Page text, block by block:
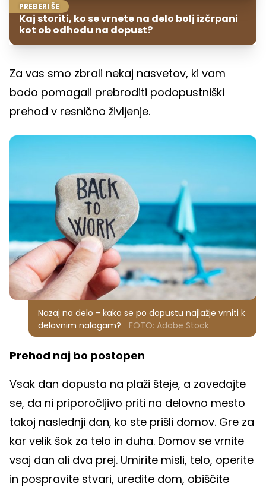
PREBERI ŠE
Kaj storiti, ko se vrnete na delo bolj izčrpani
kot ob odhodu na dopust?
Za vas smo zbrali nekaj nasvetov, ki vam
bodo pomagali prebroditi podopustniški
prehod v resnično življenje.
Nazaj na delo - kako se po dopustu najlažje vrniti k
delovnim nalogam?
FOTO: Adobe Stock
Prehod naj bo postopen
Vsak dan dopusta na plaži šteje, a zavedajte
se, da ni priporočljivo priti na delovno mesto
takoj naslednji dan, ko ste prišli domov. Gre za
kar velik šok za telo in duha. Domov se vrnite
vsaj dan ali dva prej. Umirite misli, telo, operite
in pospravite stvari, uredite dom, obiščite